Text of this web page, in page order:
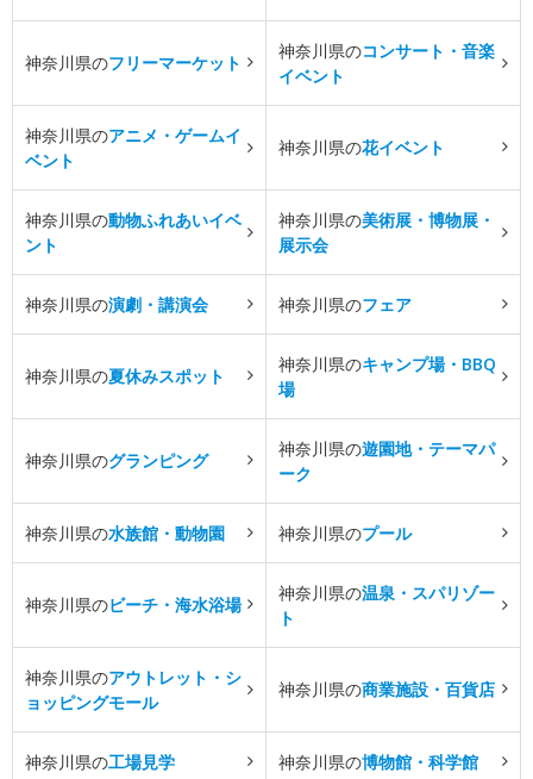
神奈川県のフリーマーケット
神奈川県のコンサート・音楽
イベント
神奈川県のアニメ・ゲームイ
ベント
神奈川県の花イベント
神奈川県の動物ふれあいイベ
ント
神奈川県の美術展・博物展・
展示会
神奈川県の演劇・講演会 神奈川県のフェア
神奈川県の夏休みスポット
神奈川県のキャンプ場・BBQ
場
神奈川県のグランピング
神奈川県の遊園地・テーマパ
ーク
神奈川県の水族館・動物園 神奈川県のプール
神奈川県のビーチ・海水浴場
神奈川県の温泉・スパリゾー
ト
神奈川県のアウトレット・シ
ョッピングモール
神奈川県の商業施設・百貨店
神奈川県の工場見学 神奈川県の博物館・科学館